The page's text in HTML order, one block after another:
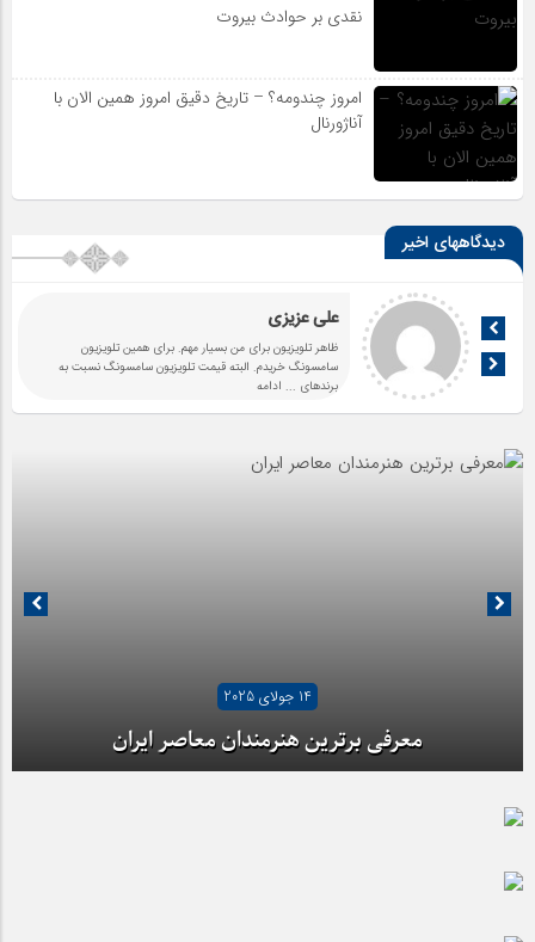
نقدی بر حوادث بیروت
امروز چندومه؟ – تاریخ دقیق امروز همین الان با
آناژورنال
دیدگاههای اخیر
علی عزیزی
ظاهر تلویزیون برای من بسیار مهم. برای همین تلویزیون
سامسونگ خریدم. البته قیمت تلویزیون سامسونگ نسبت به
برندهای ... ادامه
14 جولای 2025
معرفی برترین هنرمندان معاصر ایران